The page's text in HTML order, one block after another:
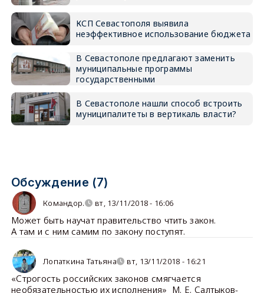
КСП Севастополя выявила
неэффективное использование бюджета
В Севастополе предлагают заменить
муниципальные программы
государственными
В Севастополе нашли способ встроить
муниципалитеты в вертикаль власти?
Обсуждение (7)
Командор. вт, 13/11/2018 - 16:06
Может быть научат правительство чтить закон.
А там и с ним самим по закону поступят.
Лопаткина Татьяна вт, 13/11/2018 - 16:21
«Строгость российских законов смягчается
необязательностью их исполнения» М. Е. Салтыков-